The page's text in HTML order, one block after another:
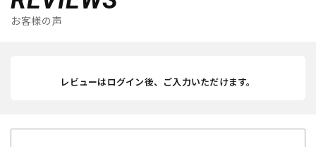
お客様の声
レビューはログイン後、ご入力いただけます。